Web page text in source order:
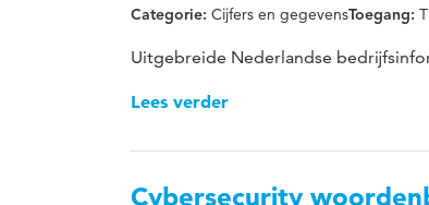
Categorie: Cijfers en gegevensToegang:
Uitgebreide Nederlandse
Lees verder
Cybersecurity